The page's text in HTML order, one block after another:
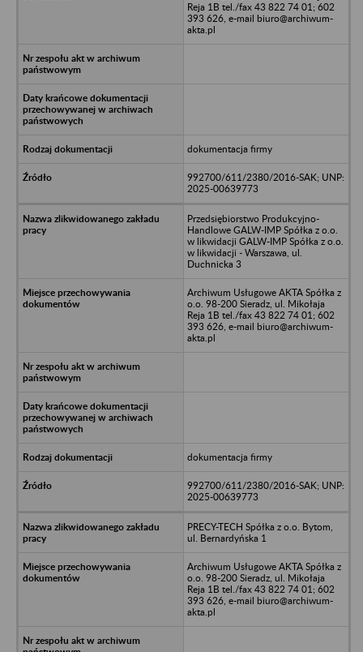
Reja 1B tel./fax 43 822 74 01; 602
393 626, e-mail biuro@archiwum-
akta.pl
dokumentacja firmy
992700/611/2380/2016-SAK; UNP:
2025-00639773
Przedsiębiorstwo Produkcyjno-
Handlowe GALW-IMP Spółka z o.o.
w likwidacji GALW-IMP Spółka z o.o.
w likwidacji - Warszawa, ul.
Duchnicka 3
Archiwum Usługowe AKTA Spółka z
o.o. 98-200 Sieradz, ul. Mikołaja
Reja 1B tel./fax 43 822 74 01; 602
393 626, e-mail biuro@archiwum-
akta.pl
dokumentacja firmy
992700/611/2380/2016-SAK; UNP:
2025-00639773
PRECY-TECH Spółka z o.o. Bytom,
ul. Bernardyńska 1
Archiwum Usługowe AKTA Spółka z
o.o. 98-200 Sieradz, ul. Mikołaja
Reja 1B tel./fax 43 822 74 01; 602
393 626, e-mail biuro@archiwum-
akta.pl